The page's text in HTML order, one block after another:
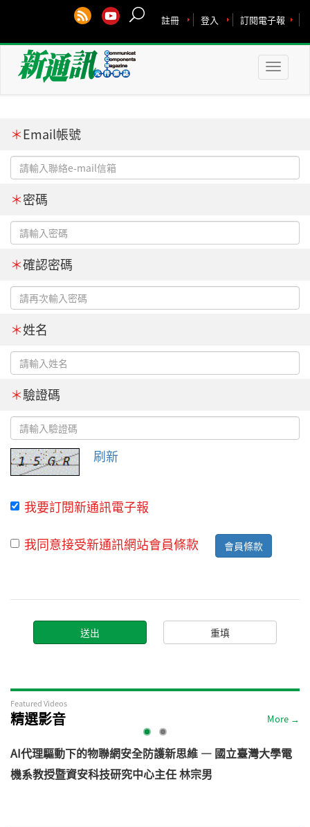
訂閱電子報
登入
註冊
Toggle
＊Email帳號
＊密碼
＊確認密碼
＊姓名
＊驗證碼
刷新
我要訂閱新通訊電子報
我同意接受新通訊網站會員條款
會員條款
Featured Videos
精選影音 More →
AI代理驅動下的物聯網安全防護新思維 — 國立臺灣大學電
機系教授暨資安科技研究中心主任 林宗男